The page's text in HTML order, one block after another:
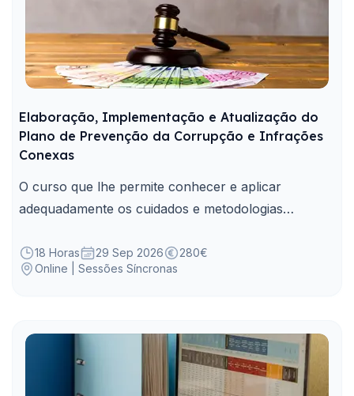
Elaboração, Implementação e Atualização do
Plano de Prevenção da Corrupção e Infrações
Conexas
O curso que lhe permite conhecer e aplicar
adequadamente os cuidados e metodologias
atualização do plano de prevenção de riscos de
corrupção e infrações conexas
18 Horas 29 Sep 2026
280€
Online | Sessões Síncronas